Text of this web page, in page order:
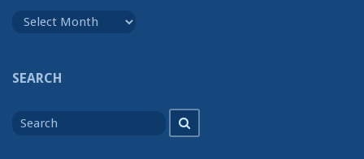
Archive
SEARCH
for